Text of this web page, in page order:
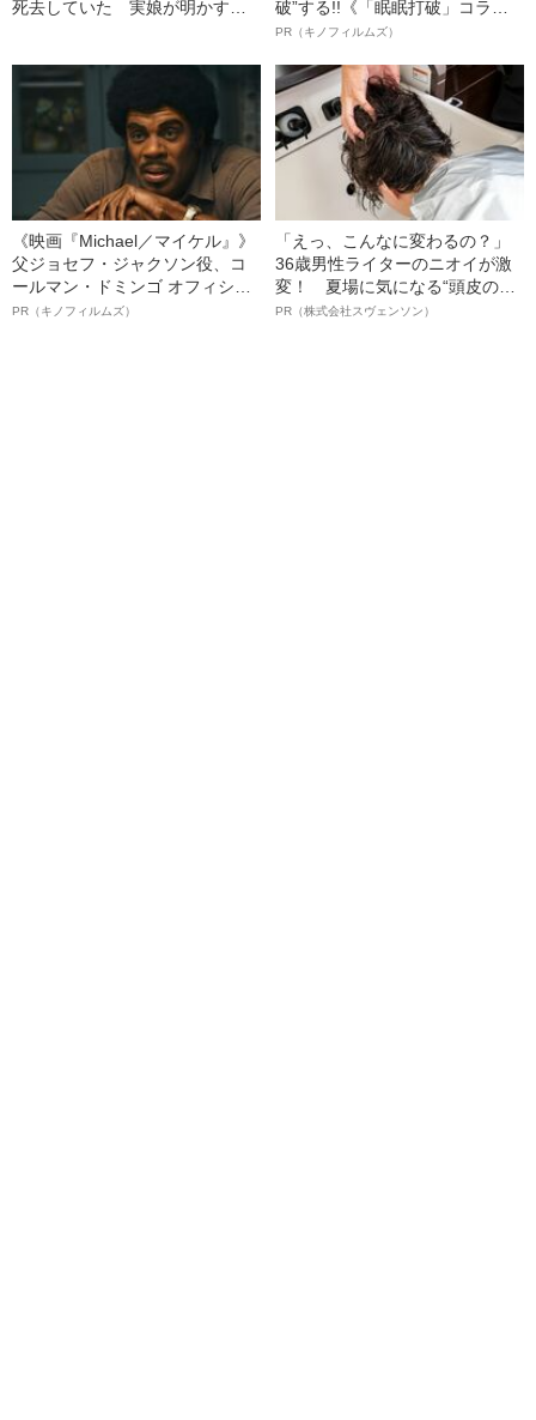
死去していた 実娘が明かす
破”する!!《「眠眠打破」コラ
ボ》
PR（キノフィルムズ）
《映画『Michael／マイケル』》
父ジョセフ・ジャクソン役、コ
ールマン・ドミンゴ オフィシャ
ルインタビュー“観客を魅了した
PR（キノフィルムズ）
「えっ、こんなに変わるの？」
36歳男性ライターのニオイが激
変！ 夏場に気になる“頭皮のニ
オイ”や“ベタつき”を解消す
PR（株式会社スヴェンソン）